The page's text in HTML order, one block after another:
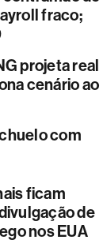
fraco;
projeta real
cenário ao
com
ficam
de
nos EUA